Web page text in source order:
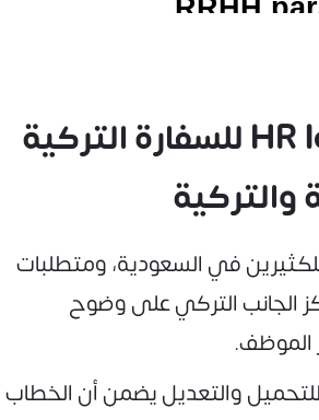
خطاب HR letter للسفارة التركية
والتركية
في السعودية، ومتطلبات
الجانب التركي على وضوح
الموظف.
والتعديل يضمن أن الخطاب